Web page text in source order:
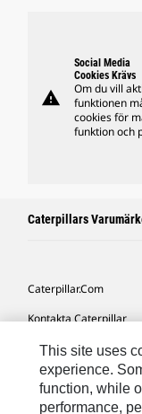
warning
Social Media
Cookies Krävs
Om du vill
funktionen
cookies för
funktion och
Caterpillars
Caterpillar.com
Kontakta Caterpillar
Mina
Platskarta
Cookie Settings
This site uses
experience.
function, while
performance,